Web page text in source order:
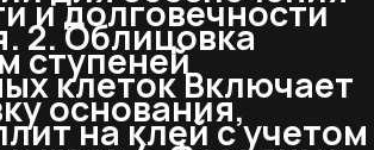
и долговечности
2. Облицовка
ступеней
клеток Включает
основания,
на клей с учетом